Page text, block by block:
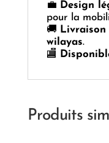
💼 Design
pour la
🚚
wilayas.
🏬
Produits